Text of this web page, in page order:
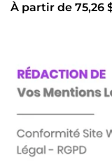
À partir de 75,26